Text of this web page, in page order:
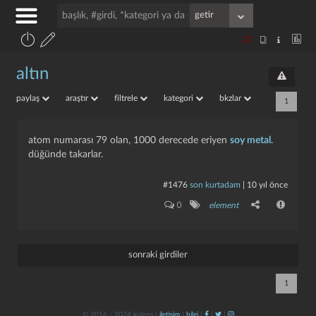
altın
paylaş araştır filtrele kategori bkzlar 1
atom numarası 79 olan, 1000 derecede eriyen soy metal .
düğünde takarlar.
#1476 son kurtadam 10 yıl önce
0 element
sonraki girdiler
1
© 2016 - 2024 kulzos | iletişim| bilgi| | |